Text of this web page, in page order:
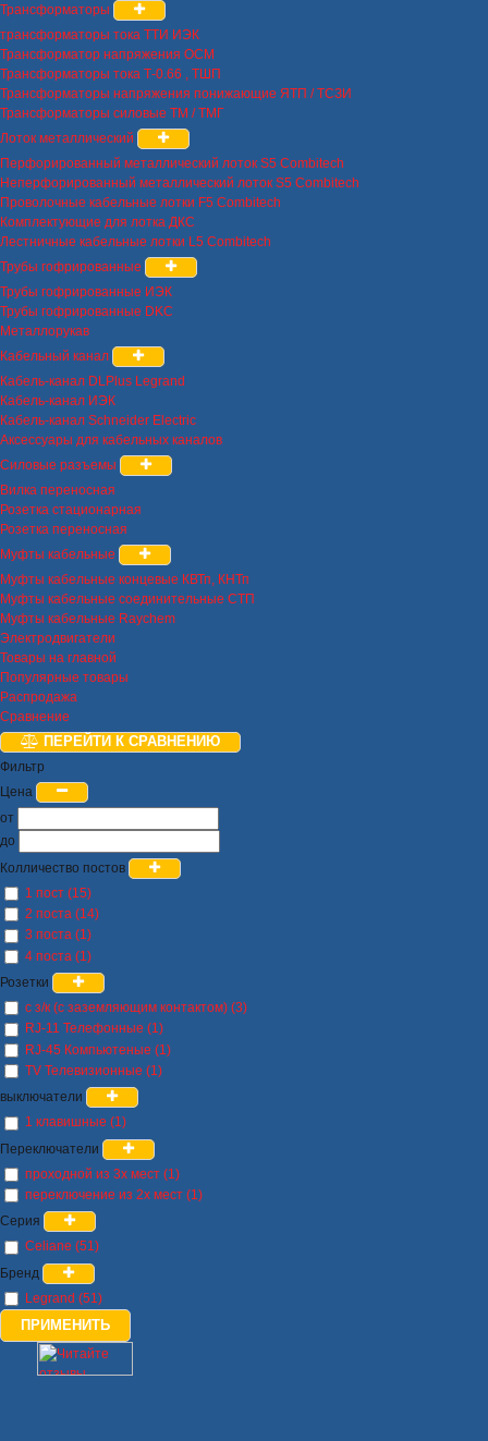
Трансформаторы
трансформаторы тока ТТИ ИЭК
Трансформатор напряжения ОСМ
Трансформаторы тока Т-0.66 , ТШП
Трансформаторы напряжения понижающие ЯТП / ТСЗИ
Трансформаторы силовые ТМ / ТМГ
Лоток металлический
Перфорированный металлический лоток S5 Combitech
Неперфорированный металлический лоток S5 Combitech
Проволочные кабельные лотки F5 Combitech
Комплектующие для лотка ДКС
Лестничные кабельные лотки L5 Combitech
Трубы гофрированные
Трубы гофрированные ИЭК
Трубы гофрированные DKC
Металлорукав
Кабельный канал
Кабель-канал DLPlus Legrand
Кабель-канал ИЭК
Кабель-канал Schneider Electric
Аксессуары для кабельных каналов
Силовые разъемы
Вилка переносная
Розетка стационарная
Розетка переносная
Муфты кабельные
Муфты кабельные концевые КВТп, КНТп
Муфты кабельные соединительные СТП
Муфты кабельные Raychem
Электродвигатели
Товары на главной
Популярные товары
Распродажа
Сравнение
ПЕРЕЙТИ К СРАВНЕНИЮ
Фильтр
Цена
от
до
Колличество постов
1 пост (15)
2 поста (14)
3 поста (1)
4 поста (1)
Розетки
с з/к (с заземляющим контактом) (3)
RJ-11 Телефонные (1)
RJ-45 Компьютеные (1)
TV Телевизионные (1)
выключатели
1 клавишные (1)
Переключатели
проходной из 3х мест (1)
переключение из 2х мест (1)
Серия
Celiane (51)
Бренд
Legrand (51)
ПРИМЕНИТЬ